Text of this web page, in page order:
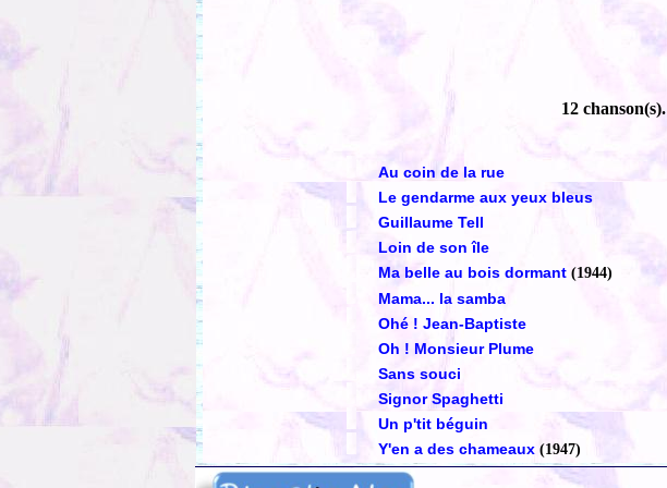
12 chanson(s).
Au coin de la rue
Le gendarme aux yeux bleus
Guillaume Tell
Loin de son île
Ma belle au bois dormant (1944)
Mama... la samba
Ohé ! Jean-Baptiste
Oh ! Monsieur Plume
Sans souci
Signor Spaghetti
Un p'tit béguin
Y'en a des chameaux (1947)